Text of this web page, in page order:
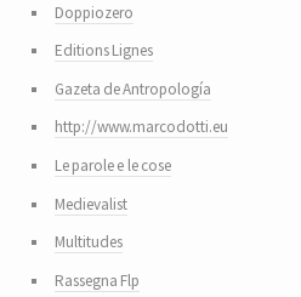
Doppiozero
Editions Lignes
Gazeta de Antropología
http://www.marcodotti.eu
Le parole e le cose
Medievalist
Multitudes
Rassegna Flp